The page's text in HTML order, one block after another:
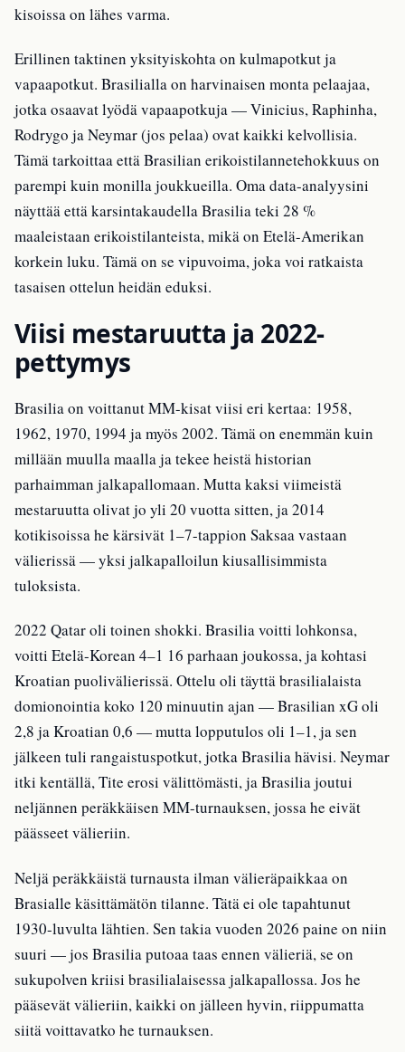
kisoissa on lähes varma.
Erillinen taktinen yksityiskohta on kulmapotkut ja
vapaapotkut. Brasilialla on harvinaisen monta pelaajaa,
jotka osaavat lyödä vapaapotkuja — Vinicius, Raphinha,
Rodrygo ja Neymar (jos pelaa) ovat kaikki kelvollisia.
Tämä tarkoittaa että Brasilian erikoistilannetehokkuus on
parempi kuin monilla joukkueilla. Oma data-analyysini
näyttää että karsintakaudella Brasilia teki 28 %
maaleistaan erikoistilanteista, mikä on Etelä-Amerikan
korkein luku. Tämä on se vipuvoima, joka voi ratkaista
tasaisen ottelun heidän eduksi.
Viisi mestaruutta ja 2022-
pettymys
Brasilia on voittanut MM-kisat viisi eri kertaa: 1958,
1962, 1970, 1994 ja myös 2002. Tämä on enemmän kuin
millään muulla maalla ja tekee heistä historian
parhaimman jalkapallomaan. Mutta kaksi viimeistä
mestaruutta olivat jo yli 20 vuotta sitten, ja 2014
kotikisoissa he kärsivät 1–7-tappion Saksaa vastaan
välierissä — yksi jalkapalloilun kiusallisimmista
tuloksista.
2022 Qatar oli toinen shokki. Brasilia voitti lohkonsa,
voitti Etelä-Korean 4–1 16 parhaan joukossa, ja kohtasi
Kroatian puolivälierissä. Ottelu oli täyttä brasilialaista
domionointia koko 120 minuutin ajan — Brasilian xG oli
2,8 ja Kroatian 0,6 — mutta lopputulos oli 1–1, ja sen
jälkeen tuli rangaistuspotkut, jotka Brasilia hävisi. Neymar
itki kentällä, Tite erosi välittömästi, ja Brasilia joutui
neljännen peräkkäisen MM-turnauksen, jossa he eivät
päässeet välieriin.
Neljä peräkkäistä turnausta ilman välieräpaikkaa on
Brasialle käsittämätön tilanne. Tätä ei ole tapahtunut
1930-luvulta lähtien. Sen takia vuoden 2026 paine on niin
suuri — jos Brasilia putoaa taas ennen välieriä, se on
sukupolven kriisi brasilialaisessa jalkapallossa. Jos he
pääsevät välieriin, kaikki on jälleen hyvin, riippumatta
siitä voittavatko he turnauksen.